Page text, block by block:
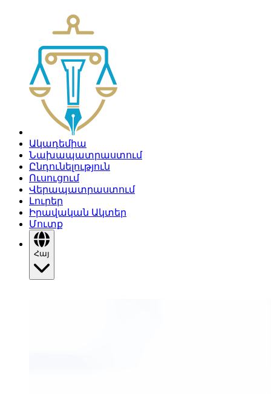
Ակադեմիա
Նախապատրաստում
Ընդունելություն
Ուսուցում
Վերապատրաստում
Լուրեր
Իրավական Ակտեր
Մուտք
Հայ